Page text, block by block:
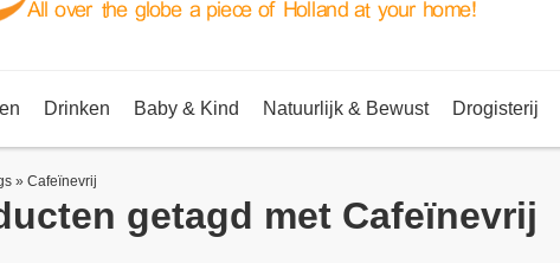
Drinken Baby & Kind Natuurlijk & Bewust Drogisterij
» Cafeïnevrij
getagd met Cafeïnevrij